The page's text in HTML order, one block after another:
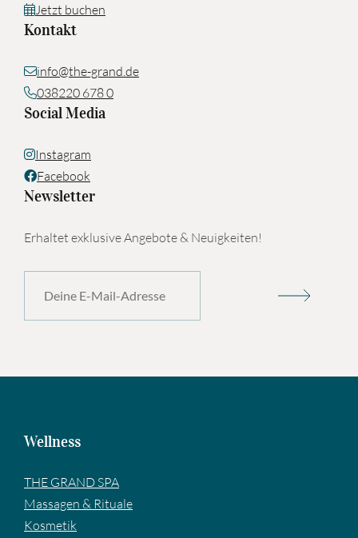
Jetzt buchen
Kontakt
info@the-grand.de
038220 678 0
Social Media
Instagram
Facebook
Newsletter
Erhaltet exklusive Angebote & Neuigkeiten!
Wellness
THE GRAND SPA
Massagen & Rituale
Kosmetik